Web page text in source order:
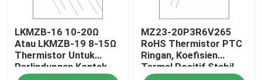
Sakelar Suhu Bimetal
PPTC Fuse Resetable
LKMZB-16 10-20Ω
Atau LKMZB-19 8-15Ω
Thermistor Untuk
Perlindungan Kontak
MZ23-20P3R6V265
RoHS Thermistor PTC
Ringan, Koefisien
Termal Positif Stabil